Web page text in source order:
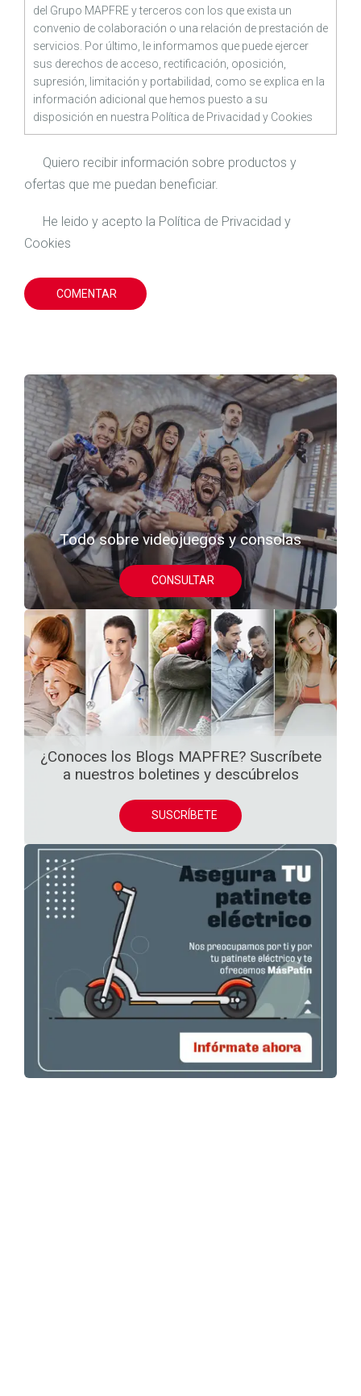
del Grupo MAPFRE y terceros con los que exista un
convenio de colaboración o una relación de prestación de
servicios. Por último, le informamos que puede ejercer
sus derechos de acceso, rectificación, oposición,
supresión, limitación y portabilidad, como se explica en la
información adicional que hemos puesto a su
disposición en nuestra Política de Privacidad y Cookies
Quiero recibir información sobre productos y
ofertas que me puedan beneficiar.
He leido y acepto la Política de Privacidad y
Cookies
COMENTAR
Todo sobre videojuegos y consolas
CONSULTAR
¿Conoces los Blogs MAPFRE? Suscríbete
a nuestros boletines y descúbrelos
SUSCRÍBETE